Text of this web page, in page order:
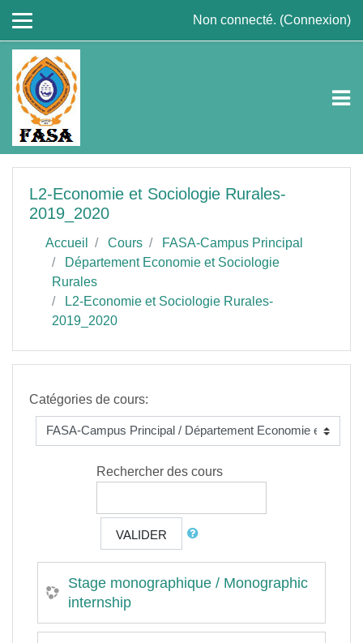
Non connecté. (Connexion)
L2-Economie et Sociologie Rurales-
2019_2020
Accueil Cours
FASA-Campus Principal
Département Economie et Sociologie
Rurales
L2-Economie et Sociologie Rurales-
2019_2020
Catégories de cours:
Rechercher des cours
VALIDER
Stage monographique / Monographic
internship